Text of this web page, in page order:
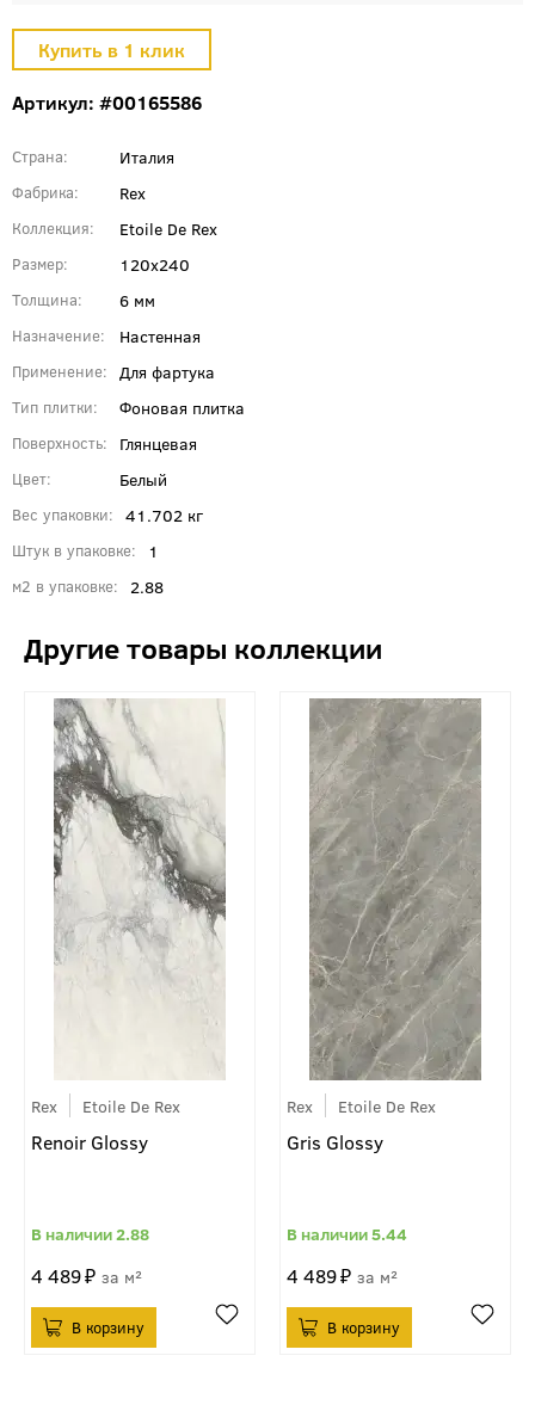
Артикул: #00165586
Страна Италия
Фабрика Rex
Коллекция Etoile De Rex
Размер 120x240
Толщина 6 мм
Назначение Настенная
Применение Для фартука
Тип плитки Фоновая плитка
Поверхность Глянцевая
Цвет Белый
Вес упаковки 41.702 кг
Штук в упаковке 1
м2 в упаковке 2.88
Rex Etoile De Rex
Renoir Glossy
2.88
4 489 м²
Rex Etoile De Rex
Gris Glossy
5.44
4 489 м²